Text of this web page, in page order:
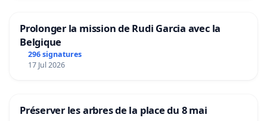
Prolonger la mission de Rudi Garcia avec la
Belgique
296 signatures
17 Jul 2026
Préserver les arbres de la place du 8 mai